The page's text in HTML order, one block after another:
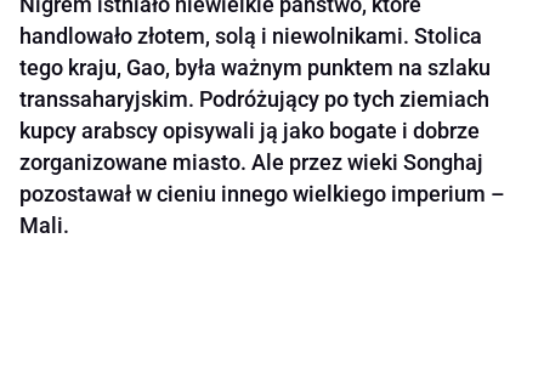
handlowało złotem, solą i niewolnikami. Stolica
tego kraju, Gao, była ważnym punktem na szlaku
transsaharyjskim. Podróżujący po tych ziemiach
kupcy arabscy opisywali ją jako bogate i dobrze
zorganizowane miasto. Ale przez wieki Songhaj
pozostawał w cieniu innego wielkiego imperium –
Mali.